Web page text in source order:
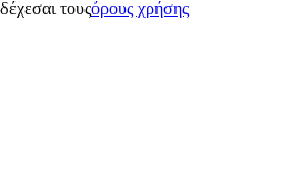
τουςόρους χρήσης